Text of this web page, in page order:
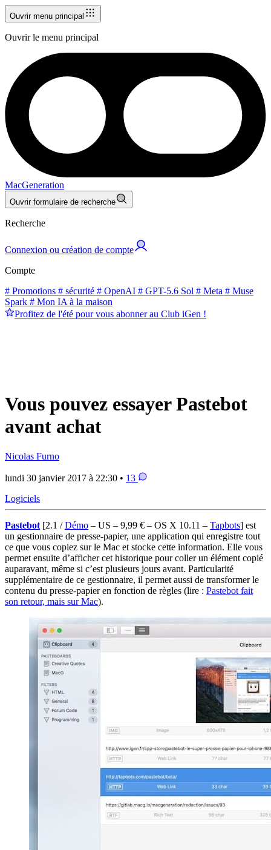
Ouvrir menu principal
Ouvrir le menu principal
MacGeneration
Ouvrir formulaire de recherche
Recherche
Connexion ou création de compte
Compte
# Promotions # sécurité # OpenAI # GPT-5.6 Sol # Meta # Muse
Spark # Mon IA à la maison
Profitez de l'été pour vous abonner au Club iGen !
Vous pouvez essayer Pastebot
avant achat
Nicolas Furno
lundi 30 janvier 2017 à 22:30 • 13
Logiciels
Pastebot [2.1 /Démo – US – 9,99 € – OS X 10.11 – Tapbots] est
un gestionnaire de presse-papier, une application qui enregistre tout
ce que vous copiez sur le Mac et stocke cette information. Elle vous
permet ensuite d’afficher cet historique pour coller un élément copié
auparavant, même si c’est plusieurs jours avant. Particularité
supplémentaire de ce gestionnaire, il permet aussi de transformer le
contenu du presse-papier en fonction de règles (lire : Pastebot fait
son retour, mais sur Mac).